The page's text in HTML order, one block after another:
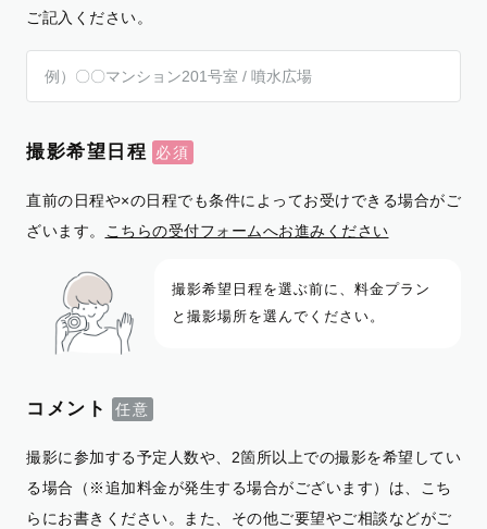
ご記入ください。
撮影希望日程
直前の日程や×の日程でも条件によってお受けできる場合がご
ざいます。
こちらの受付フォームへお進みください
撮影希望日程を選ぶ前に、料金プラン
と撮影場所を選んでください。
コメント
撮影に参加する予定人数や、2箇所以上での撮影を希望してい
る場合（※追加料金が発生する場合がございます）は、こち
らにお書きください。また、その他ご要望やご相談などがご